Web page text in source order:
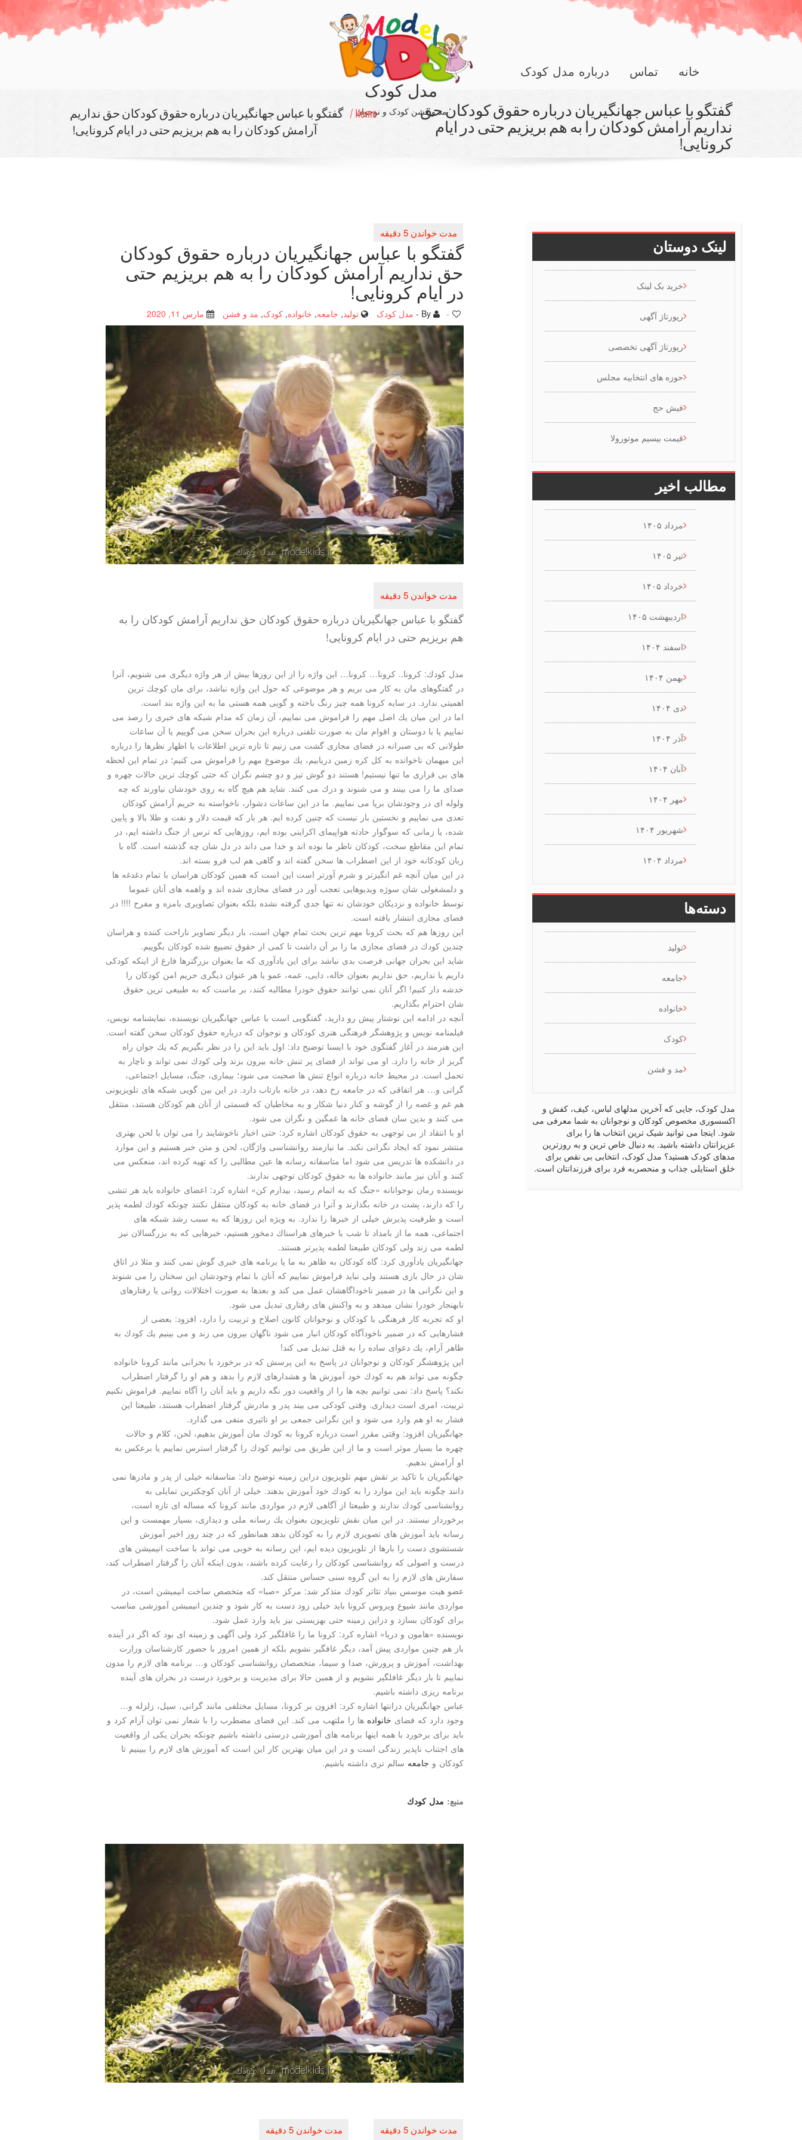
مدل کودک
مد و فشن کودک و نوجوان
خانه تماس درباره مدل کودک
Home /
گفتگو با عباس جهانگیریان درباره حقوق كودكان حق نداریم
آرامش كودكان را به هم بریزیم حتی در ایام كرونایی!
گفتگو با عباس جهانگیریان درباره حقوق كودكان حق
نداریم آرامش كودكان را به هم بریزیم حتی در ایام
كرونایی!
گفتگو با عباس جهانگیریان درباره حقوق كودكان
حق نداریم آرامش كودكان را به هم بریزیم حتی
در ایام كرونایی!
مدل کودک تولید, جامعه, خانواده, کودک, مد و فشن مارس 11, 2020 -
گفتگو با عباس جهانگیریان درباره حقوق كودكان حق نداریم آرامش كودكان را به
هم بریزیم حتی در ایام كرونایی!
مدل كودك: كرونا.. كرونا… كرونا… این واژه را از این روزها بیش از هر واژه دیگری می شنویم، آنرا
در گفتگوهای مان به كار می بریم و هر موضوعی كه حول این واژه نباشد، برای مان كوچك ترین
اهمیتی ندارد. در سایه كرونا همه چیز رنگ باخته و گویی همه هستی ما به این واژه بند است.
اما در این میان یك اصل مهم را فراموش می نماییم، آن زمان كه مدام شبكه های خبری را رصد می
نماییم یا با دوستان و اقوام مان به صورت تلفنی درباره این بحران سخن می گوییم یا آن ساعات
طولانی كه بی صبرانه در فضای مجازی گشت می زنیم تا تازه ترین اطلاعات یا اظهار نظرها را درباره
این میهمان ناخوانده به كل كره زمین دریابیم، یك موضوع مهم را فراموش می كنیم؛ در تمام این لحظه
های بی قراری ما تنها نیستیم! هستند دو گوش تیز و دو چشم نگران كه حتی كوچك ترین حالات چهره و
صدای ما را می بینند و می شنوند و درك می كنند. شاید هم هیچ گاه به روی خودشان نیاورند كه چه
ولوله ای در وجودشان برپا می نماییم. ما در این ساعات دشوار، ناخواسته به حریم آرامش كودكان
تعدی می نماییم و نخستین بار نیست كه چنین كرده ایم. هر بار كه قیمت دلار و نفت و طلا بالا و پایین
شده، یا زمانی كه سوگوار حادثه هواپیمای اكراینی بوده ایم، روزهایی كه ترس از جنگ داشته ایم، در
تمام این مقاطع سخت، كودكان ناظر ما بوده اند و خدا می داند در دل شان چه گذشته است. گاه با
زبان كودكانه خود از این اضطراب ها سخن گفته اند و گاهی هم لب فرو بسته اند.
در این میان آنچه غم انگیزتر و شرم آورتر است این است كه همین كودكان هراسان با تمام دغدغه ها
و دلمشغولی شان سوژه ویدیوهایی تعجب آور در فضای مجازی شده اند و واهمه های آنان عموما
توسط خانواده و نزدیكان خودشان نه تنها جدی گرفته نشده بلكه بعنوان تصاویری بامزه و مفرح !!!! در
فضای مجازی انتشار یافته است.
این روزها هم كه بحث كرونا مهم ترین بحث تمام جهان است، بار دیگر تصاویر ناراحت كننده و هراسان
چندین كودك در فضای مجازی ما را بر آن داشت تا كمی از حقوق تضییع شده كودكان بگوییم.
شاید این بحران جهانی فرصت بدی نباشد برای این یادآوری كه ما بعنوان بزرگترها فارغ از اینكه كودكی
داریم یا نداریم، حق نداریم بعنوان خاله، دایی، عمه، عمو یا هر عنوان دیگری حریم امن كودكان را
خدشه دار كنیم! اگر آنان نمی توانند حقوق خودرا مطالبه كنند، بر ماست كه به طبیعی ترین حقوق
شان احترام بگذاریم.
آنچه در ادامه این نوشتار پیش رو دارید، گفتگویی است با عباس جهانگیریان نویسنده، نمایشنامه نویس،
فیلمنامه نویس و پژوهشگر فرهنگی هنری كودكان و نوجوان كه درباره حقوق كودكان سخن گفته است.
این هنرمند در آغاز گفتگوی خود با ایسنا توضیح داد: اول باید این را در نظر بگیریم كه یك جوان راه
گریز از خانه را دارد. او می تواند از فضای پر تنش خانه بیرون بزند ولی كودك نمی تواند و ناچار به
تحمل است. در محیط خانه درباره انواع تنش ها صحبت می شود؛ بیماری، جنگ، مسایل اجتماعی،
گرانی و… هر اتفاقی كه در جامعه رخ دهد، در خانه بازتاب دارد. در این بین گویی شبكه های تلویزیونی
هم غم و غصه را از گوشه و كنار دنیا شكار و به مخاطبان كه قسمتی از آنان هم كودكان هستند، منتقل
می كنند و بدین سان فضای خانه ها غمگین و نگران می شود.
او با انتقاد از بی توجهی به حقوق كودكان اشاره كرد: حتی اخبار ناخوشایند را می توان با لحن بهتری
منتشر نمود كه ایجاد نگرانی نكند. ما نیازمند روانشناسی واژگان، لحن و متن خبر هستیم و این موارد
در دانشكده ها تدریس می شود اما متاسفانه رسانه ها عین مطالبی را كه تهیه كرده اند، منعكس می
كنند و آنان نیز مانند خانواده ها به حقوق كودكان توجهی ندارند.
نویسنده رمان نوجوانانه «جنگ كه به اتمام رسید، بیدارم كن» اشاره كرد: اعضای خانواده باید هر تنشی
را كه دارند، پشت در خانه بگذارند و آنرا در فضای خانه به كودكان منتقل نكنند چونكه كودك لطمه پذیر
است و ظرفیت پذیرش خیلی از خبرها را ندارد. به ویژه این روزها كه به سبب رشد شبكه های
اجتماعی، همه ما از بامداد تا شب با خبرهای هراسناك دمخور هستیم، خبرهایی كه به بزرگسالان نیز
لطمه می زند ولی كودكان طبیعتا لطمه پذیرتر هستند.
جهانگیریان یادآوری كرد: گاه كودكان به ظاهر به ما یا برنامه های خبری گوش نمی كنند و مثلا در اتاق
شان در حال بازی هستند ولی نباید فراموش نماییم كه آنان با تمام وجودشان این سخنان را می شنوند
و این نگرانی ها در ضمیر ناخوداگاهشان عمل می كند و بعدها به صورت اختلالات روانی یا رفتارهای
نابهنجار خودرا نشان میدهد و به واكنش های رفتاری تبدیل می شود.
او كه تجربه كار فرهنگی با كودكان و نوجوانان كانون اصلاح و تربیت را دارد، افزود: بعضی از
فشارهایی كه در ضمیر ناخودآگاه كودكان انبار می شود ناگهان بیرون می زند و می بینیم یك كودك به
ظاهر آرام، یك دعوای ساده را به قتل تبدیل می كند!
این پژوهشگر كودكان و نوجوانان در پاسخ به این پرسش كه در برخورد با بحرانی مانند كرونا خانواده
چگونه می تواند هم به كودك خود آموزش ها و هشدارهای لازم را بدهد و هم او را گرفتار اضطراب
نكند؟ پاسخ داد: نمی توانیم بچه ها را از واقعیت دور نگه داریم و باید آنان را آگاه نماییم. فراموش نكنیم
تربیت، امری است دیداری. وقتی كودكی می بیند پدر و مادرش گرفتار اضطراب هستند، طبیعتا این
فشار به او هم وارد می شود و این نگرانی جمعی بر او تاثیری منفی می گذارد.
جهانگیریان افزود: وقتی مقرر است درباره كرونا به كودك مان آموزش بدهیم، لحن، كلام و حالات
چهره ما بسیار موثر است و ما از این طریق می توانیم كودك را گرفتار استرس نماییم یا برعكس به
او آرامش بدهیم.
جهانگیریان با تاكید بر تقش مهم تلویزیون دراین زمینه توضیح داد: متاسفانه خیلی از پدر و مادرها نمی
دانند چگونه باید این موارد را به كودك خود آموزش بدهند. خیلی از آنان كوچكترین تمایلی به
روانشناسی كودك ندارند و طبیعتا از آگاهی لازم در مواردی مانند كرونا كه مساله ای تازه است،
برخوردار نیستند. در این میان نقش تلویزیون بعنوان یك رسانه ملی و دیداری، بسیار مهمست و این
رسانه باید آموزش های تصویری لازم را به كودكان بدهد همانطور كه در چند روز اخیر آموزش
شستشوی دست را بارها از تلویزیون دیده ایم، این رسانه به خوبی می تواند با ساخت انیمیشن های
درست و اصولی كه روانشناسی كودكان را رعایت كرده باشند، بدون اینكه آنان را گرفتار اضطراب كند،
سفارش های لازم را به این گروه سنی حساس منتقل كند.
عضو هیت موسس بنیاد تئاتر كودك متذكر شد: مركز «صبا» كه متخصص ساخت انیمیشن است، در
مواردی مانند شیوع ویروس كرونا باید خیلی زود دست به كار شود و چندین انیمیشن آموزشی مناسب
برای كودكان بسازد و دراین زمینه حتی بهزیستی نیز باید وارد عمل شود.
نویسنده «هامون و دریا» اشاره كرد: كرونا ما را غافلگیر كرد ولی آگهی و زمینه ای بود كه اگر در آینده
باز هم چنین مواردی پیش آمد، دیگر غافگیر نشویم بلكه از همین امروز با حضور كارشناسان وزارت
بهداشت، آموزش و پرورش، صدا و سیما، متخصصان روانشناسی كودكان و… برنامه های لازم را مدون
نماییم تا بار دیگر غافلگیر نشویم و از همین حالا برای مدیریت و برخورد درست در بحران های آینده
برنامه ریزی داشته باشیم.
عباس جهانگیریان درانتها اشاره كرد: افزون بر كرونا، مسایل مختلفی مانند گرانی، سیل، زلزله و…
وجود دارد كه فضای خانواده ها را ملتهب می كند. این فضای مضطرب را با شعار نمی توان آرام كرد و
باید برای برخورد با همه اینها برنامه های آموزشی درستی داشته باشیم چونكه بحران یكی از واقعیت
های اجتناب ناپذیر زندگی است و در این میان بهترین كار این است كه آموزش های لازم را ببینیم تا
كودكان و جامعه سالم تری داشته باشیم.
منبع: مدل كودك
راهبری
لینک دوستان
خرید بک لینک
رپورتاژ آگهی
رپورتاژ آگهی تخصصی
حوزه های انتخابیه مجلس
فیش حج
قیمت بیسیم موتورولا
مطالب اخیر
مرداد ۱۴۰۵
تیر ۱۴۰۵
خرداد ۱۴۰۵
اردیبهشت ۱۴۰۵
اسفند ۱۴۰۴
بهمن ۱۴۰۴
دی ۱۴۰۴
آذر ۱۴۰۴
آبان ۱۴۰۴
مهر ۱۴۰۴
شهریور ۱۴۰۴
مرداد ۱۴۰۴
دسته‌ها
تولید
جامعه
خانواده
کودک
مد و فشن
مدل کودک، جایی که آخرین مدلهای لباس، کیف، کفش و
اکسسوری مخصوص کودکان و نوجوانان به شما معرفی می
شود. اینجا می توانید شیک ترین انتخاب ها را برای
عزیزانتان داشته باشید. به دنبال خاص ترین و به روزترین
مدهای کودک هستید؟ مدل کودک، انتخابی بی نقص برای
خلق استایلی جذاب و منحصربه فرد برای فرزندانتان است.